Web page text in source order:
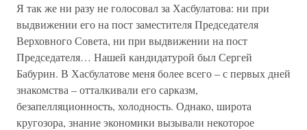
Я так же ни разу не голосовал за Хасбулатова: ни при
выдвижении его на пост заместителя Председателя
Верховного Совета, ни при выдвижении на пост
Председателя… Нашей кандидатурой был Сергей
Бабурин. В Хасбулатове меня более всего – с первых дней
знакомства – отталкивали его сарказм,
безапелляционность, холодность. Однако, широта
кругозора, знание экономики вызывали некоторое